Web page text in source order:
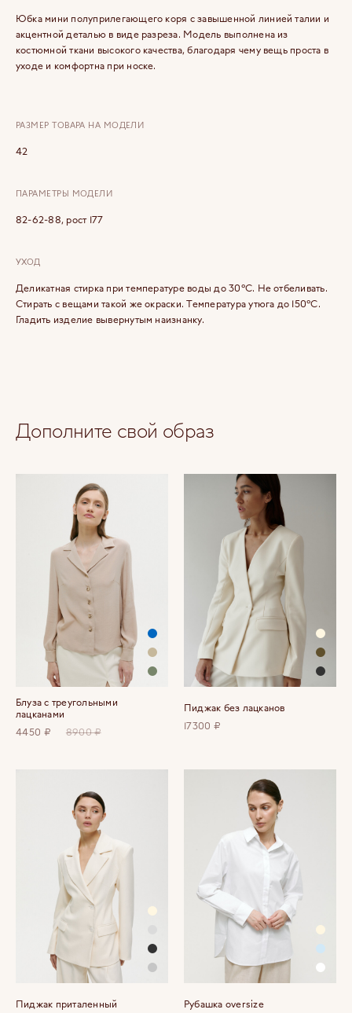
Юбка мини полуприлегающего коря с завышенной линией талии и
акцентной деталью в виде разреза. Модель выполнена из
костюмной ткани высокого качества, благодаря чему вещь проста в
уходе и комфортна при носке.
РАЗМЕР ТОВАРА НА МОДЕЛИ
42
ПАРАМЕТРЫ МОДЕЛИ
82-62-88, рост 177
УХОД
Деликатная стирка при температуре воды до 30°C. Не отбеливать.
Стирать с вещами такой же окраски. Температура утюга до 150°C.
Гладить изделие вывернутым наизнанку.
Дополните свой образ
Блуза с треугольными
лацканами
4450 ₽
8900 ₽
Пиджак без лацканов
17300 ₽
Пиджак приталенный
Рубашка oversize